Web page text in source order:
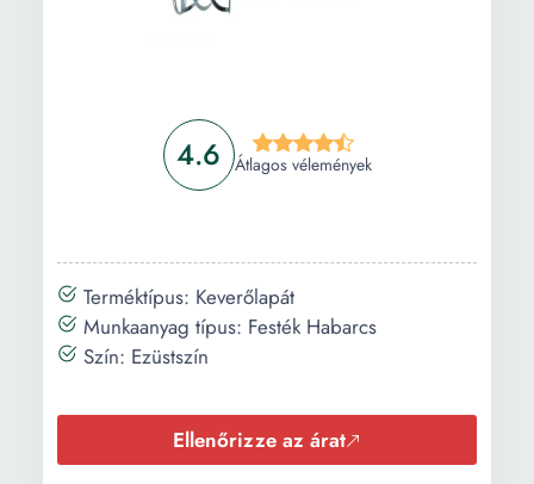
4.6 Átlagos vélemények
Terméktípus: Keverőlapát
Munkaanyag típus: Festék Habarcs
Szín: Ezüstszín
Ellenőrizze az árat